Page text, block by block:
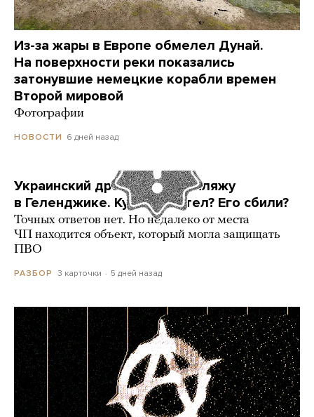
Из-за жары в Европе обмелел Дунай.
На поверхности реки показались
затонувшие немецкие корабли времен
Второй мировой
Фотографии
НОВОСТИ 6 дней назад
Украинский дрон попал по пляжу
в Геленджике. Куда он летел? Его сбили?
Точных ответов нет. Но недалеко от места
ЧП находится объект, который могла защищать
ПВО
РАЗБОР 3 карточки 5 дней назад